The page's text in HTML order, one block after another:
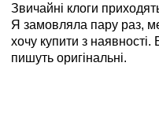
Звичайні клоги
Я замовляла пару раз,
хочу купити з
пишуть оригінальні.